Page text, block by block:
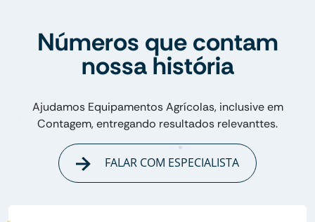
Números que contam
nossa história
Ajudamos Equipamentos Agrícolas, inclusive em
Contagem, entregando resultados relevanttes.
FALAR COM ESPECIALISTA